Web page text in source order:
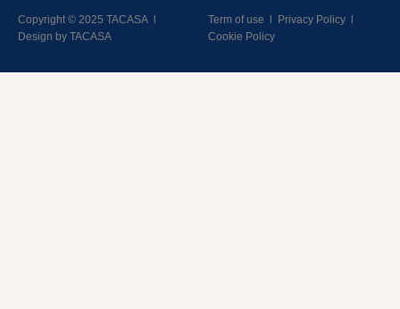
Copyright © 2025 TACASA
Design by TACASA
Term of use Privacy Policy
Cookie Policy